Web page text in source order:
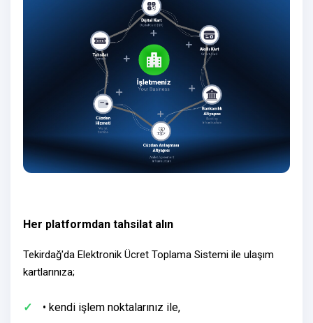
Her platformdan tahsilat alın
Tekirdağ'da Elektronik Ücret Toplama Sistemi ile ulaşım
kartlarınıza;
• kendi işlem noktalarınız ile,